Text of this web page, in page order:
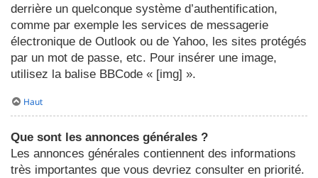
derrière un quelconque système d’authentification,
comme par exemple les services de messagerie
électronique de Outlook ou de Yahoo, les sites protégés
par un mot de passe, etc. Pour insérer une image,
utilisez la balise BBCode « [img] ».
Haut
Que sont les annonces générales ?
Les annonces générales contiennent des informations
très importantes que vous devriez consulter en priorité.